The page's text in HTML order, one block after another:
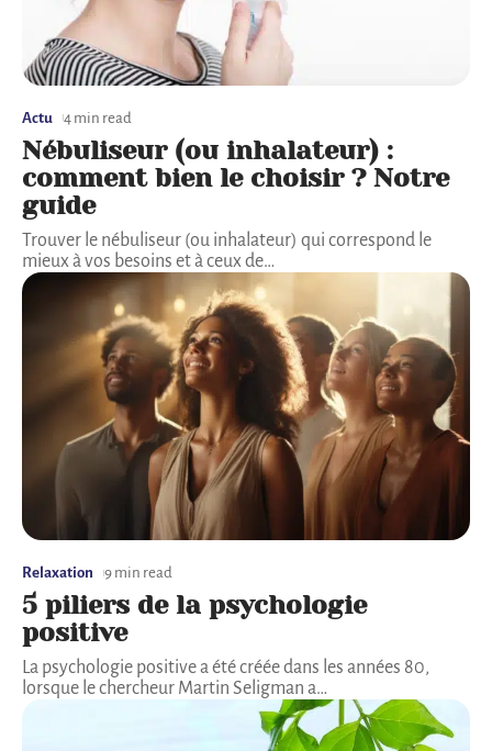
Actu 4 min read
Nébuliseur (ou inhalateur) :
comment bien le choisir ? Notre
guide
Trouver le nébuliseur (ou inhalateur) qui correspond le
mieux à vos besoins et à ceux de…
Relaxation 9 min read
5 piliers de la psychologie
positive
La psychologie positive a été créée dans les années 80,
lorsque le chercheur Martin Seligman a…